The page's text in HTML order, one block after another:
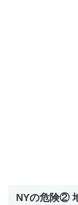
NYの危険②